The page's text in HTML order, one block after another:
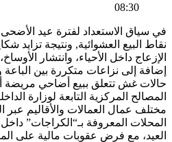
08:30
في سياق الاستعداد لفترة عيد
نقاط البيع العشوائية, ونتيجة تزايد
الإزعاج داخل الأحياء، وانتشار
إضافة إلى نزاعات متكررة بين
حالات غش تتعلق ببيع أضاحي مريضة
المصالح المركزية التابعة لوزارة
مختلف عمال العمالات والأقاليم
المحلات المعروفة بـ“الكراجات”
العيد، مع فرض عقوبات مالية على